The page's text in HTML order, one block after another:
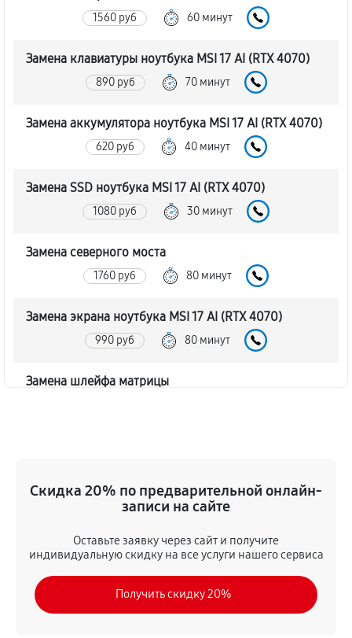
1560 руб 60 минут
Замена клавиатуры ноутбука MSI 17 AI (RTX 4070)
890 руб 70 минут
Замена аккумулятора ноутбука MSI 17 AI (RTX 4070)
620 руб 40 минут
Замена SSD ноутбука MSI 17 AI (RTX 4070)
1080 руб 30 минут
Замена северного моста
1760 руб 80 минут
Замена экрана ноутбука MSI 17 AI (RTX 4070)
990 руб 80 минут
Замена шлейфа матрицы
Замена системы охлаждения
70 минут
Замена процессора ноутбука MSI 17 AI (RTX 4070)
1390 руб 120 минут
Скидка 20% по предварительной онлайн-
записи на сайте
Оставьте заявку через сайт и получите
индивидуальную скидку на все услуги нашего сервиса
Получить скидку 20%